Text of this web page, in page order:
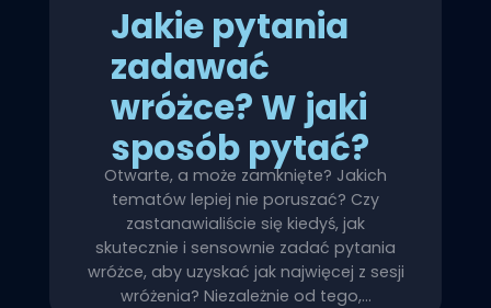
Jakie pytania
zadawać
wróżce? W jaki
sposób pytać?
Otwarte, a może zamknięte? Jakich
tematów lepiej nie poruszać? Czy
zastanawialiście się kiedyś, jak
skutecznie i sensownie zadać pytania
wróżce, aby uzyskać jak najwięcej z sesji
wróżenia? Niezależnie od tego,…